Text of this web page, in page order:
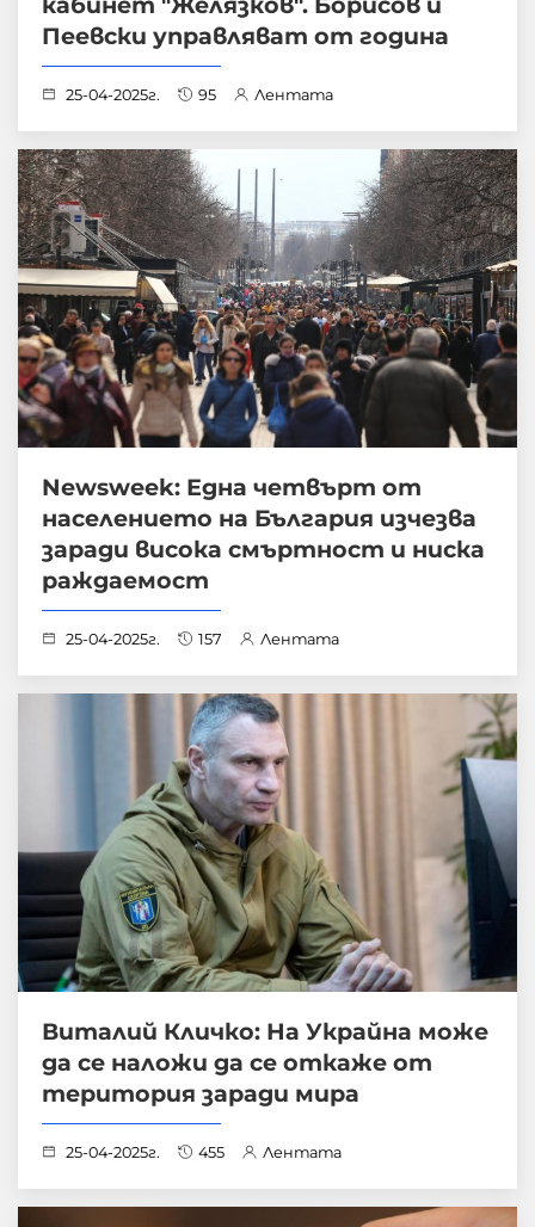
Пеевски управляват от година
25-04-2025г. 95 Лентата
Newsweek: Една четвърт от
населението на България изчезва
заради висока смъртност и ниска
раждаемост
25-04-2025г. 157 Лентата
Виталий Кличко: На Украйна може
да се наложи да се откаже от
територия заради мира
25-04-2025г. 455 Лентата